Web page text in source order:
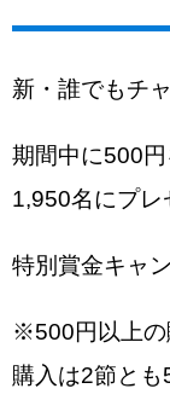
新・誰でもチ
期間中に500
1,950名にプレ
特別賞金キャ
※500円以上の
購入は2節とも